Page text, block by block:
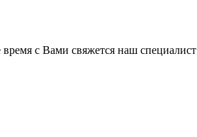
с Вами свяжется наш специалист